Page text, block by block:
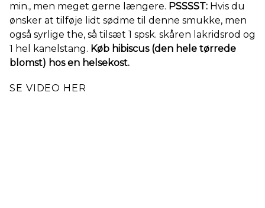
min., men meget gerne længere. PSSSST: Hvis du
ønsker at tilføje lidt sødme til denne smukke, men
også syrlige the, så tilsæt 1 spsk. skåren lakridsrod og
1 hel kanelstang. Køb hibiscus (den hele tørrede
blomst) hos en helsekost.
SE VIDEO HER